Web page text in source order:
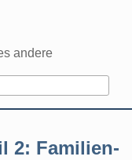
andere
2: Familien-